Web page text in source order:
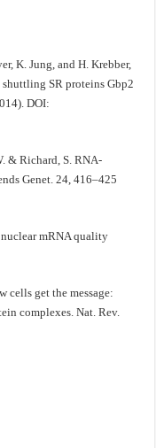
K. Jung, and H. Krebber,
SR proteins Gbp2
DOI:
& Richard, S. RNA-
Genet. 24, 416–425
mRNA quality
get the message:
complexes. Nat. Rev.